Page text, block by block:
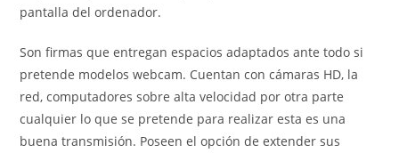
pantalla del ordenador.
Son firmas que entregan espacios adaptados ante todo si
pretende modelos webcam. Cuentan con cámaras HD, la
red, computadores sobre alta velocidad por otra parte
cualquier lo que se pretende para realizar esta es una
buena transmisión. Poseen el opción de extender sus